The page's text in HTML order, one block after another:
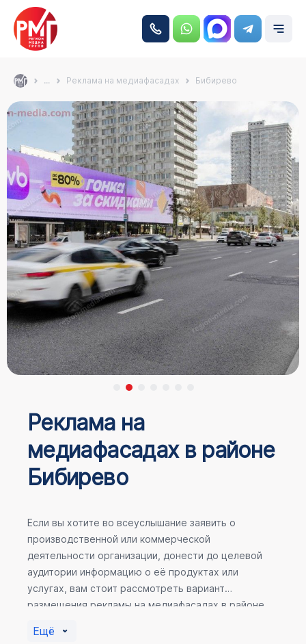
... Реклама на медиафасадах Бибирево
Реклама на
медиафасадах в районе
Бибирево
Если вы хотите во всеуслышание заявить о
производственной или коммерческой
деятельности организации, донести до целевой
аудитории информацию о её продуктах или
услугах, вам стоит рассмотреть вариант
размещения рекламы на медиафасадах в районе
специалисты ООО «Регион Медиа Групп».
Ещё